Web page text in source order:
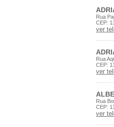
Rua
CEP:
ver
Rua
CEP:
ver
Rua
CEP:
ver